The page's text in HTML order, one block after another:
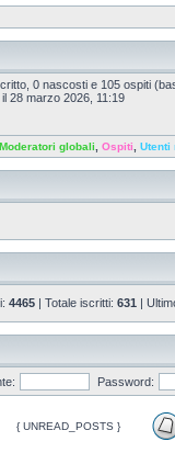
0 nascosti e 105 ospiti
28 marzo 2026, 11:19
Moderatori globali Ospiti Utenti
4465 | Totale iscritti: 631 |
Password:
{ UNREAD_POSTS }